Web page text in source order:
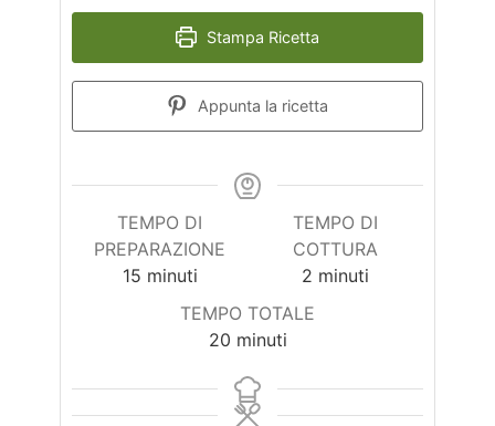
Stampa Ricetta
Appunta la ricetta
TEMPO DI
PREPARAZIONE
15 minuti
minuti
TEMPO DI
COTTURA
2 minuti
minuti
TEMPO TOTALE
20minuti
minuti